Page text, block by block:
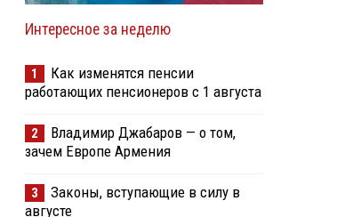
Интересное за неделю
1
Как изменятся пенсии
работающих пенсионеров с 1 августа
2
Владимир Джабаров — о том,
зачем Европе Армения
3
Законы, вступающие в силу в
августе